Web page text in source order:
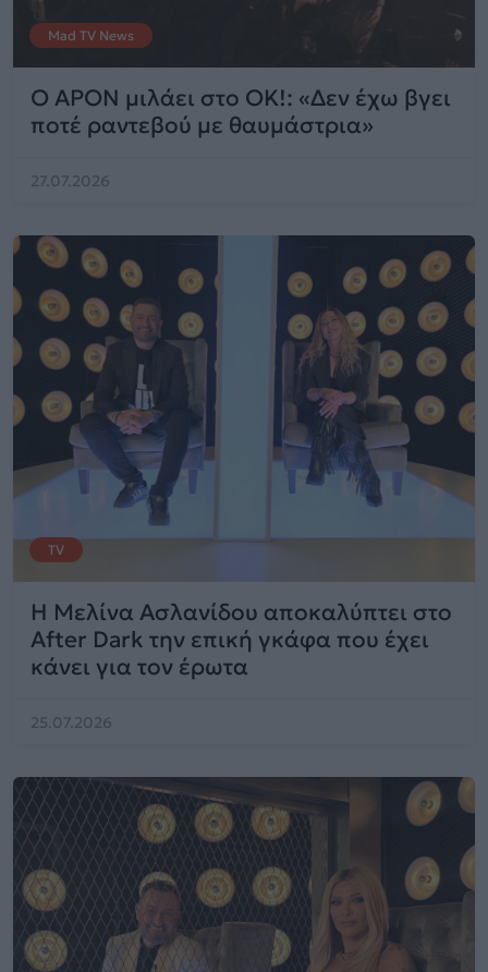
Mad TV News
Ο APON μιλάει στο OK!: «Δεν έχω βγει
ποτέ ραντεβού με θαυμάστρια»
27.07.2026
TV
Η Μελίνα Ασλανίδου αποκαλύπτει στο
After Dark την επική γκάφα που έχει
κάνει για τον έρωτα
25.07.2026